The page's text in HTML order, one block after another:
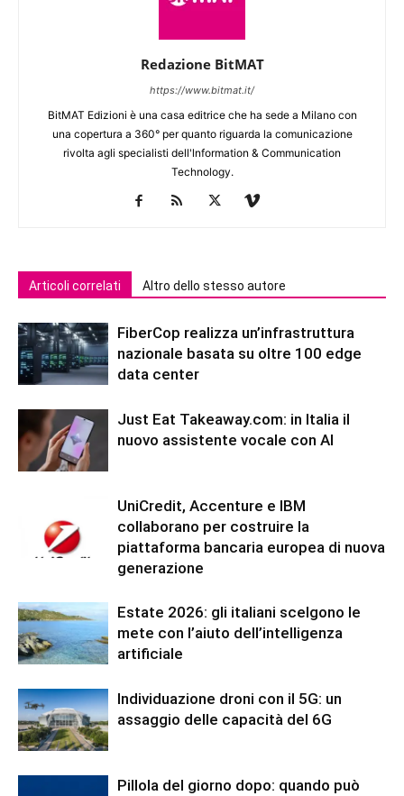
Redazione BitMAT
https://www.bitmat.it/
BitMAT Edizioni è una casa editrice che ha sede a Milano con
una copertura a 360° per quanto riguarda la comunicazione
rivolta agli specialisti dell'lnformation & Communication
Technology.
Articoli correlati Altro dello stesso autore
FiberCop realizza un’infrastruttura
nazionale basata su oltre 100 edge
data center
Just Eat Takeaway.com: in Italia il
nuovo assistente vocale con AI
UniCredit, Accenture e IBM
collaborano per costruire la
piattaforma bancaria europea di nuova
generazione
Estate 2026: gli italiani scelgono le
mete con l’aiuto dell’intelligenza
artificiale
Individuazione droni con il 5G: un
assaggio delle capacità del 6G
Pillola del giorno dopo: quando può